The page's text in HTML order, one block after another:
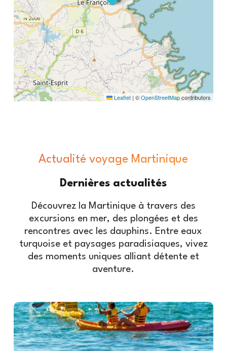
Leaflet | ©OpenStreetMapcontributors
Actualité voyage Martinique
Dernières actualités
Découvrez la Martinique à travers des
excursions en mer, des plongées et des
rencontres avec les dauphins. Entre eaux
turquoise et paysages paradisiaques, vivez
des moments uniques alliant détente et
aventure.